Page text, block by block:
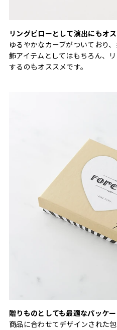
リングピローとして演出にもオ
ゆるやかなカーブがついており
飾アイテムとしてはもちろん、
するのもオススメです。
贈りものとしても最適なパッケ
商品に合わせてデザインされた